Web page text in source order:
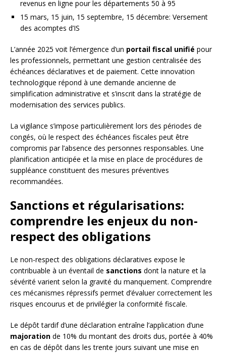
revenus en ligne pour les départements 50 à 95
15 mars, 15 juin, 15 septembre, 15 décembre: Versement
des acomptes d’IS
L’année 2025 voit l’émergence d’un portail fiscal unifié pour
les professionnels, permettant une gestion centralisée des
échéances déclaratives et de paiement. Cette innovation
technologique répond à une demande ancienne de
simplification administrative et s’inscrit dans la stratégie de
modernisation des services publics.
La vigilance s’impose particulièrement lors des périodes de
congés, où le respect des échéances fiscales peut être
compromis par l’absence des personnes responsables. Une
planification anticipée et la mise en place de procédures de
suppléance constituent des mesures préventives
recommandées.
Sanctions et régularisations:
comprendre les enjeux du non-
respect des obligations
Le non-respect des obligations déclaratives expose le
contribuable à un éventail de sanctions dont la nature et la
sévérité varient selon la gravité du manquement. Comprendre
ces mécanismes répressifs permet d’évaluer correctement les
risques encourus et de privilégier la conformité fiscale.
Le dépôt tardif d’une déclaration entraîne l’application d’une
majoration de 10% du montant des droits dus, portée à 40%
en cas de dépôt dans les trente jours suivant une mise en